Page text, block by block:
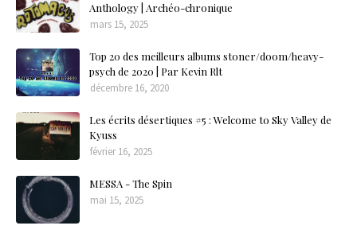
Anthology | Archéo-chronique
mars 15, 2025
Top 20 des meilleurs albums stoner/doom/heavy-
psych de 2020 | Par Kevin Rlt
décembre 16, 2020
Les écrits désertiques #5 : Welcome to Sky Valley de
Kyuss
février 16, 2025
MESSA - The Spin
mai 15, 2025